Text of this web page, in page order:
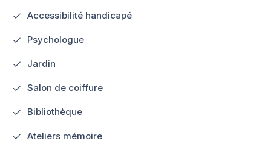
Accessibilité handicapé
Psychologue
Jardin
Salon de coiffure
Bibliothèque
Ateliers mémoire